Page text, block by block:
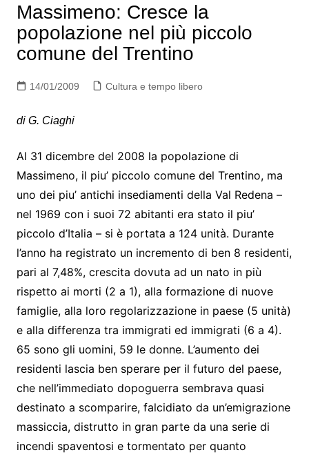
Massimeno: Cresce la
popolazione nel più piccolo
comune del Trentino
14/01/2009 Cultura e tempo libero
di G. Ciaghi
Al 31 dicembre del 2008 la popolazione di
Massimeno, il piu’ piccolo comune del Trentino, ma
uno dei piu’ antichi insediamenti della Val Redena –
nel 1969 con i suoi 72 abitanti era stato il piu’
piccolo d’Italia – si è portata a 124 unità. Durante
l’anno ha registrato un incremento di ben 8 residenti,
pari al 7,48%, crescita dovuta ad un nato in più
rispetto ai morti (2 a 1), alla formazione di nuove
famiglie, alla loro regolarizzazione in paese (5 unità)
e alla differenza tra immigrati ed immigrati (6 a 4).
65 sono gli uomini, 59 le donne. L’aumento dei
residenti lascia ben sperare per il futuro del paese,
che nell’immediato dopoguerra sembrava quasi
destinato a scomparire, falcidiato da un’emigrazione
massiccia, distrutto in gran parte da una serie di
incendi spaventosi e tormentato per quanto